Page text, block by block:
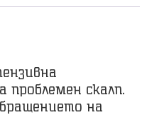
проблемен скалп.
на